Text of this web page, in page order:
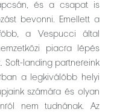
és a csapat is
bevonni. Emellett a
a Vespucci által
piacra lépés
Soft-landing partnereink
a legkiválóbb helyi
számára és olyan
nem tudnának. Az